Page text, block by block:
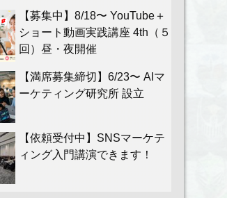
【募集中】8/18〜 YouTube＋
ショート動画実践講座 4th（５
回）昼・夜開催
【満席募集締切】6/23〜 AIマ
ーケティング研究所 設立
【依頼受付中】SNSマーケテ
ィング入門講演できます！